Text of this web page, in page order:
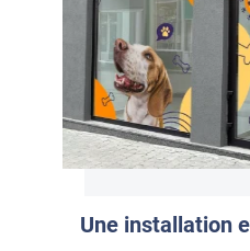
Une installation